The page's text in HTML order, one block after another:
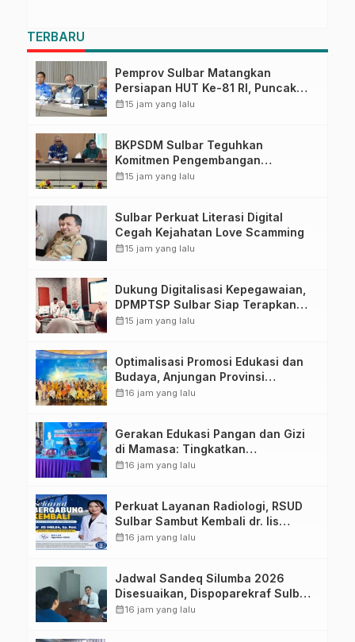
TERBARU
Pemprov Sulbar Matangkan
Persiapan HUT Ke-81 RI, Puncak
Upacara di Lapangan Ahmad
calendar_month15 jam yang lalu
BKPSDM Sulbar Teguhkan
Komitmen Pengembangan
Kompetensi ASN melalui
calendar_month15 jam yang lalu
Sulbar Perkuat Literasi Digital
Cegah Kejahatan Love Scamming
calendar_month15 jam yang lalu
Dukung Digitalisasi Kepegawaian,
DPMPTSP Sulbar Siap Terapkan
Aplikasi FLEKSI ASN
calendar_month15 jam yang lalu
Optimalisasi Promosi Edukasi dan
Budaya, Anjungan Provinsi
Sulawesi Barat Perkuat Kolaborasi
calendar_month16 jam yang lalu
Gerakan Edukasi Pangan dan Gizi
di Mamasa: Tingkatkan
Pengetahuan dan Keterampilan
calendar_month16 jam yang lalu
Perkuat Layanan Radiologi, RSUD
Sulbar Sambut Kembali dr. Iis
Imelda, Sp.Rad
calendar_month16 jam yang lalu
Jadwal Sandeq Silumba 2026
Disesuaikan, Dispoparekraf Sulbar
Pastikan Persiapan Tetap
calendar_month16 jam yang lalu